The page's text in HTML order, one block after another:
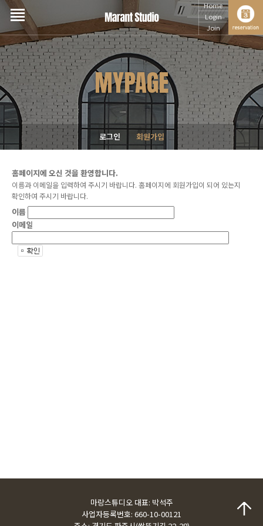
Home
Login
Join
MYPAGE
로그인 회원가입
홈페이지에 오신 것을 환영합니다.
이름과 이메일을 입력하여 주시기 바랍니다. 홈페이지에 회원가입이 되어 있는지
확인하여 주시기 바랍니다.
이름
이메일
마랑스튜디오 대표: 박석주
사업자등록번호: 660-10-00121